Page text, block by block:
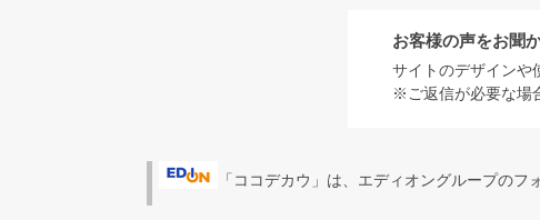
お客様の声をお聞
サイトのデザインや
※ご返信が必要な場
「ココデカウ」は、エディオングループの